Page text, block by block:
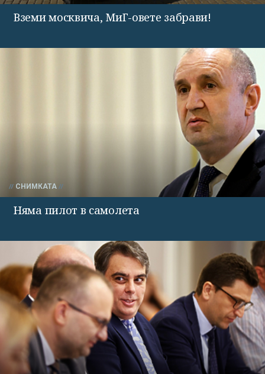
Вземи москвича, МиГ-овете забрави!
СНИМКАТА
Няма пилот в самолета